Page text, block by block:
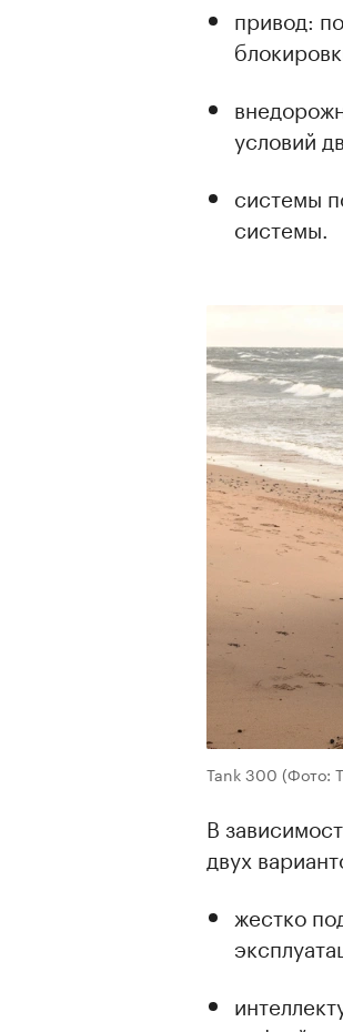
привод:
условий
системы
системы.
Tank 300 (Фото:
В
двух
жестко